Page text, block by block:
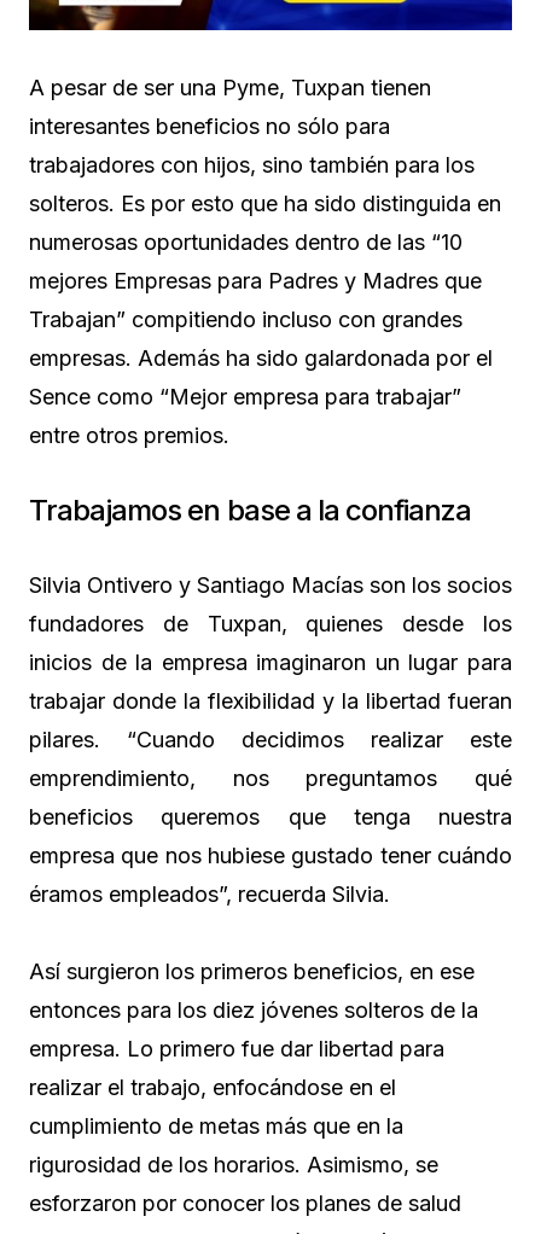
A pesar de ser una Pyme, Tuxpan tienen
interesantes beneficios no sólo para
trabajadores con hijos, sino también para los
solteros. Es por esto que ha sido distinguida en
numerosas oportunidades dentro de las “10
mejores Empresas para Padres y Madres que
Trabajan” compitiendo incluso con grandes
empresas. Además ha sido galardonada por el
Sence como “Mejor empresa para trabajar”
entre otros premios.
Trabajamos en base a la confianza
Silvia Ontivero y Santiago Macías son los socios
fundadores de Tuxpan, quienes desde los
inicios de la empresa imaginaron un lugar para
trabajar donde la flexibilidad y la libertad fueran
pilares. “Cuando decidimos realizar este
emprendimiento, nos preguntamos qué
beneficios queremos que tenga nuestra
empresa que nos hubiese gustado tener cuándo
éramos empleados”, recuerda Silvia.
Así surgieron los primeros beneficios, en ese
entonces para los diez jóvenes solteros de la
empresa. Lo primero fue dar libertad para
realizar el trabajo, enfocándose en el
cumplimiento de metas más que en la
rigurosidad de los horarios. Asimismo, se
esforzaron por conocer los planes de salud